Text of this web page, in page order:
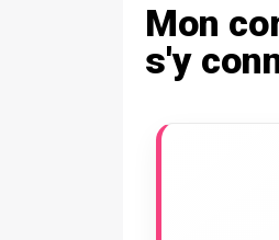
Mon
s'y